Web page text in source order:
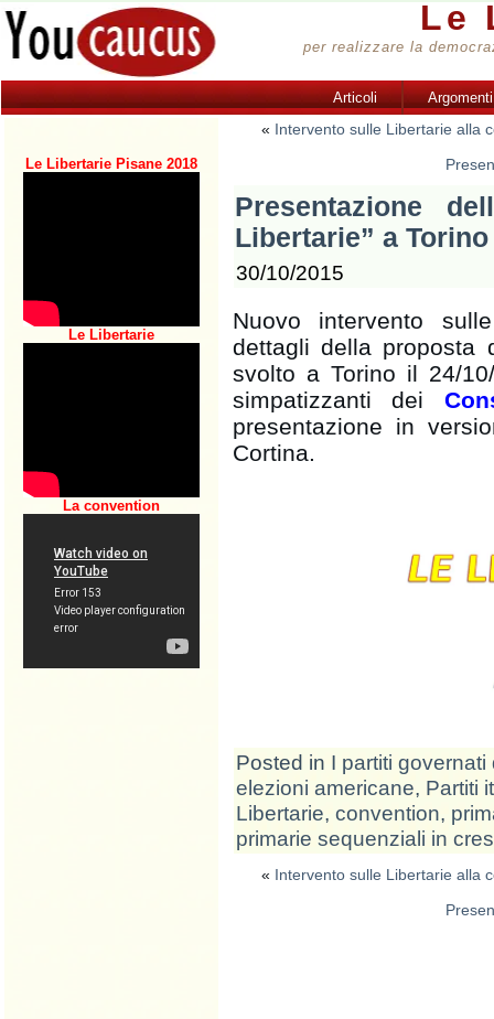
Le
per realizzare la
Articoli Argomenti
Le Libertarie Pisane 2018
Le Libertarie
La convention
« Intervento sulle Libertarie alla
Presentazione
Libertarie” a Torino
30/10/2015
Nuovo intervento
dettagli della proposta
svolto a Torino il 24/
simpatizzanti dei
presentazione in
Cortina.
Posted in I partiti governati
elezioni americane, Partiti
Libertarie, convention,
primarie sequenziali in
« Intervento sulle Libertarie alla